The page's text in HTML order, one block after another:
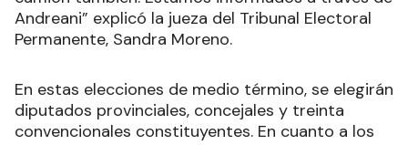
Andreani” explicó la jueza del Tribunal Electoral
Permanente, Sandra Moreno.
En estas elecciones de medio término, se elegirán
diputados provinciales, concejales y treinta
convencionales constituyentes. En cuanto a los